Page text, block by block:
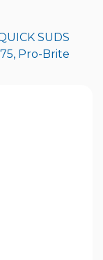
SUDS
Pro-Brite